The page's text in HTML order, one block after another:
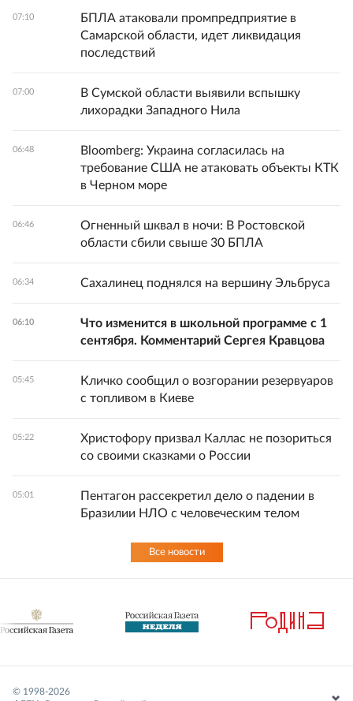
07:10
БПЛА атаковали промпредприятие в
Самарской области, идет ликвидация
последствий
07:00
В Сумской области выявили вспышку
лихорадки Западного Нила
06:48
Bloomberg: Украина согласилась на
требование США не атаковать объекты КТК
в Черном море
06:46
Огненный шквал в ночи: В Ростовской
области сбили свыше 30 БПЛА
06:34 Сахалинец поднялся на вершину Эльбруса
06:10
Что изменится в школьной программе с 1
сентября. Комментарий Сергея Кравцова
05:45
Кличко сообщил о возгорании резервуаров
с топливом в Киеве
05:22
Христофору призвал Каллас не позориться
со своими сказками о России
05:01
Пентагон рассекретил дело о падении в
Бразилии НЛО с человеческим телом
Все новости
© 1998-2026